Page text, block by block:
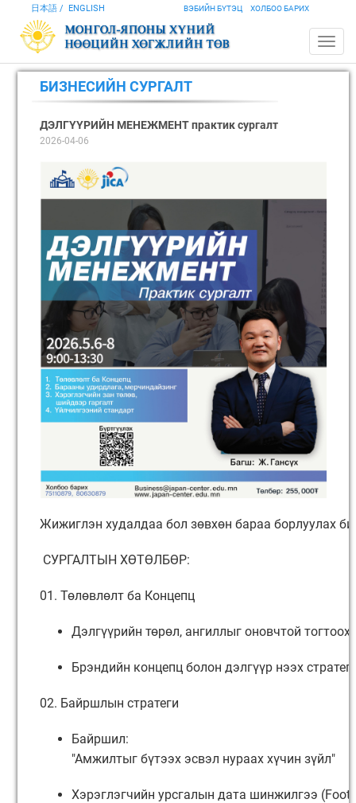
ВЭБИЙН БҮТЭЦ ХОЛБОО БАРИХ
日本語 ENGLISH
БИЗНЕСИЙН СУРГАЛТ
ДЭЛГҮҮРИЙН МЕНЕЖМЕНТ практик сургалт
2026-04-06
Жижиглэн худалдаа бол зөвхөн бараа борлуулах
СУРГАЛТЫН ХӨТӨЛБӨР:
01. Төлөвлөлт ба Концепц
Дэлгүүрийн төрөл, ангиллыг оновчтой тогтоох
Брэндийн концепц болон дэлгүүр нээх
02. Байршлын стратеги
Байршил:
"Амжилтыг бүтээх эсвэл нураах хүчин зүйл"
Хэрэглэгчийн урсгалын дата шинжилгээ